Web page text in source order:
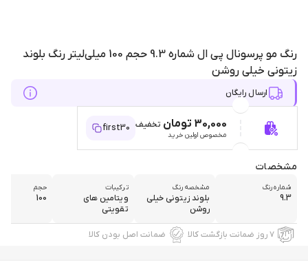
رنگ مو پرسونال پی ال شماره 9.3 حجم 100 میلی‌لیتر رنگ بلوند
زیتونی خیلی روشن
ارسال رایگان
30,000 تومان تخفیف
مخصوص اولین خرید
first30
مشخصات
شماره رنگ
9.3
مشخصه رنگ
بلوند زیتونی خیلی
روشن
ترکیبات
ویتامین های
تقویتی
حجم
100
۷ روز ضمانت بازگشت کالا ضمانت اصل بودن کالا